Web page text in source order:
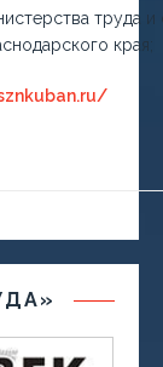
труда и
края;